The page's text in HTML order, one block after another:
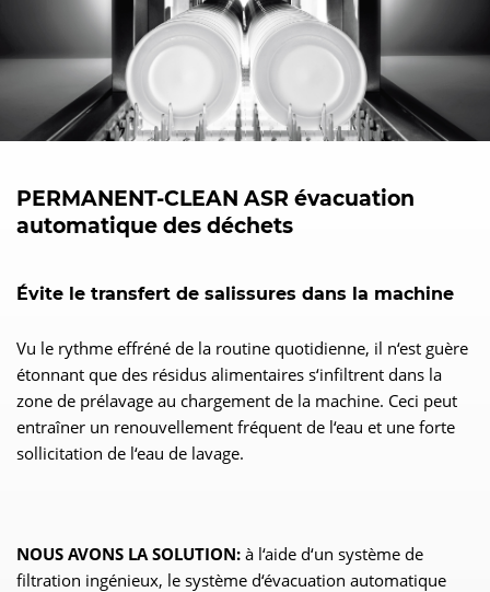
PERMANENT-CLEAN ASR évacuation
automatique des déchets
Évite le transfert de salissures dans la machine
Vu le rythme effréné de la routine quotidienne, il n‘est guère
étonnant que des résidus alimentaires s‘infiltrent dans la
zone de prélavage au chargement de la machine. Ceci peut
entraîner un renouvellement fréquent de l‘eau et une forte
sollicitation de l‘eau de lavage.
NOUS AVONS LA SOLUTION: à l‘aide d‘un système de
filtration ingénieux, le système d‘évacuation automatique